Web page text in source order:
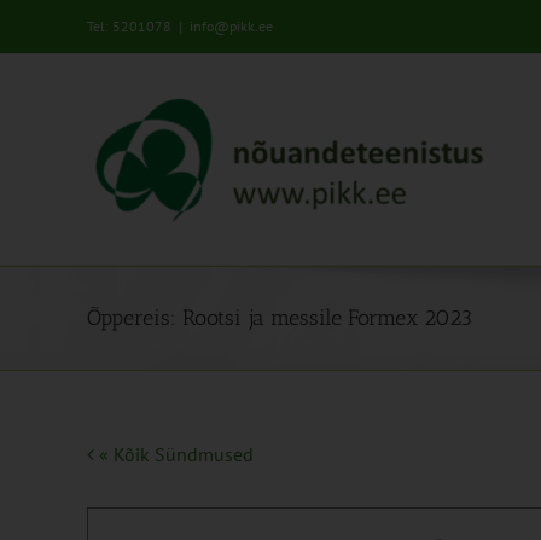
Tel: 5201078 | info@pikk.ee
Õppereis: Rootsi ja messile Formex 2023
« Kõik Sündmused